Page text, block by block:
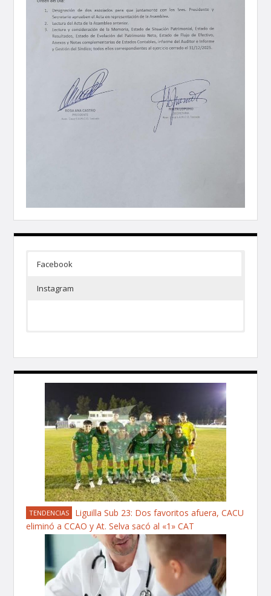
Facebook
Instagram
TENDENCIAS
Liguilla Sub 23: Dos favoritos afuera, CACU
eliminó a CCAO y At. Selva sacó al «1» CAT